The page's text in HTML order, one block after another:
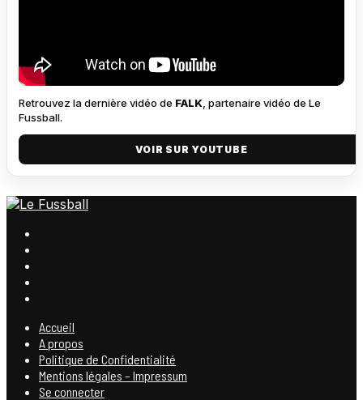
Retrouvez la dernière vidéo de FALK , partenaire vidéo de Le
Fussball.
VOIR SUR YOUTUBE
Accueil
A propos
Politique de Confidentialité
Mentions légales – Impressum
Se connecter